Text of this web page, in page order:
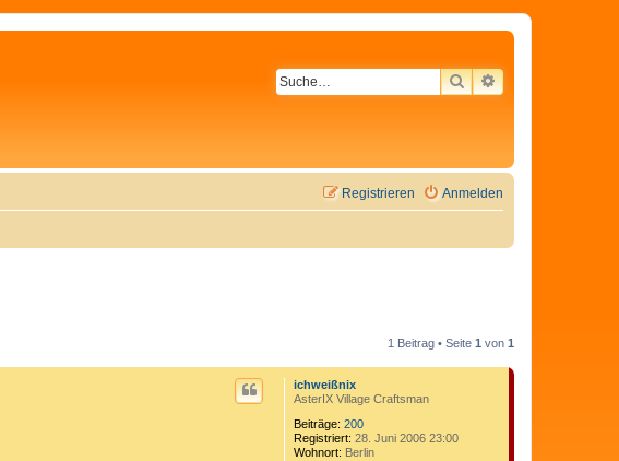
SUCHEERWEITERTE
Anmelden
Registrieren
1 Beitrag • Seite 1 von 1
ichweißnix
AsterIX Village Craftsman
Beiträge: 200
Registriert: 28. Juni 2006 23:00
Wohnort: Berlin